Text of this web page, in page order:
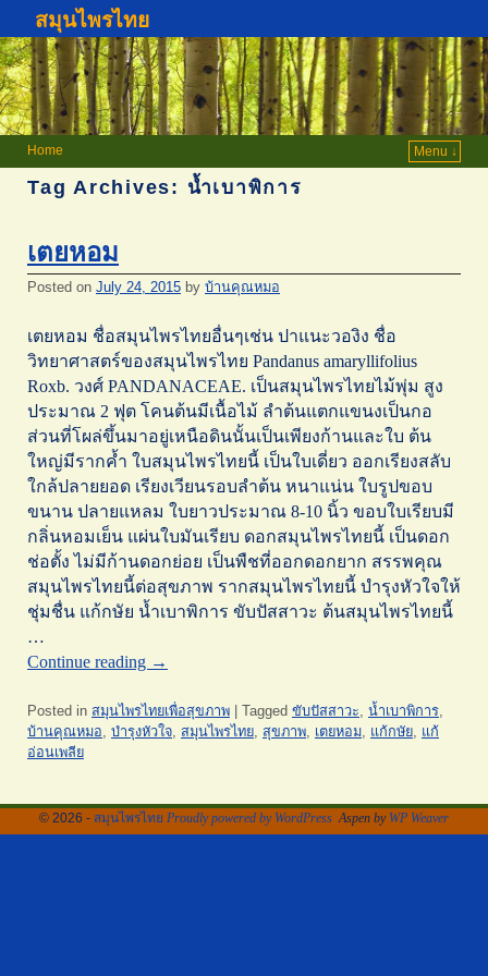
สมุนไพรไทย
Home Menu ↓
Tag Archives: น้ำเบาพิการ
เตยหอม
Posted on July 24, 2015 by บ้านคุณหมอ
เตยหอม ชื่อสมุนไพรไทยอื่นๆเช่น ปาแนะวองิง ชื่อ
วิทยาศาสตร์ของสมุนไพรไทย Pandanus amaryllifolius
Roxb. วงศ์ PANDANACEAE. เป็นสมุนไพรไทยไม้พุ่ม สูง
ประมาณ 2 ฟุต โคนต้นมีเนื้อไม้ ลำต้นแตกแขนงเป็นกอ
ส่วนที่โผล่ขึ้นมาอยู่เหนือดินนั้นเป็นเพียงก้านและใบ ต้น
ใหญ่มีรากค้ำ ใบสมุนไพรไทยนี้ เป็นใบเดี่ยว ออกเรียงสลับ
ใกล้ปลายยอด เรียงเวียนรอบลำต้น หนาแน่น ใบรูปขอบ
ขนาน ปลายแหลม ใบยาวประมาณ 8-10 นิ้ว ขอบใบเรียบมี
กลิ่นหอมเย็น แผ่นใบมันเรียบ ดอกสมุนไพรไทยนี้ เป็นดอก
ช่อตั้ง ไม่มีก้านดอกย่อย เป็นพืชที่ออกดอกยาก สรรพคุณ
สมุนไพรไทยนี้ต่อสุขภาพ รากสมุนไพรไทยนี้ บำรุงหัวใจให้
ชุ่มชื่น แก้กษัย น้ำเบาพิการ ขับปัสสาวะ ต้นสมุนไพรไทยนี้
…
Continue reading →
Posted in สมุนไพรไทยเพื่อสุขภาพ Tagged ขับปัสสาวะ, น้ำเบาพิการ,
บ้านคุณหมอ, บำรุงหัวใจ, สมุนไพรไทย, สุขภาพ, เตยหอม, แก้กษัย, แก้
อ่อนเพลีย
© 2026 - สมุนไพรไทย Proudly powered by WordPress Aspen by WP Weaver